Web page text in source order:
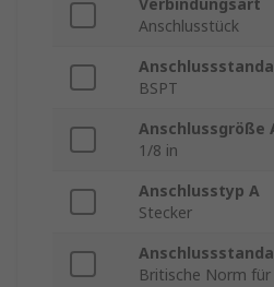
Verbindungsart
Anschlusstück
BSPT
Anschlussgröße
1/8 in
Anschlusstyp A
Stecker
Britische Norm